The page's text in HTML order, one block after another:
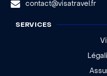
contact@visatravel.fr
SERVICES